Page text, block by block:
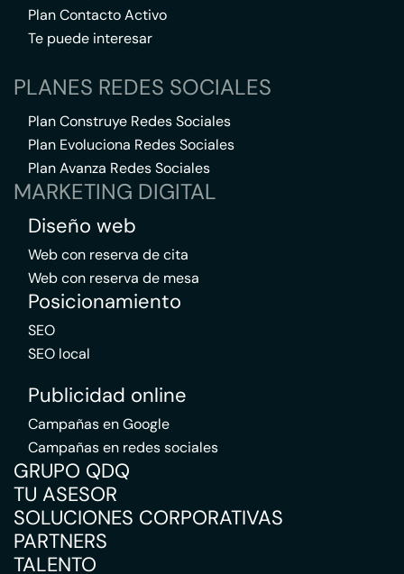
Plan Contacto Activo
Te puede interesar
PLANES REDES SOCIALES
Plan Construye Redes Sociales
Plan Evoluciona Redes Sociales
Plan Avanza Redes Sociales
MARKETING DIGITAL
Diseño web
Web con reserva de cita
Web con reserva de mesa
Posicionamiento
SEO
SEO local
Publicidad online
Campañas en Google
Campañas en redes sociales
GRUPO QDQ
TU ASESOR
SOLUCIONES CORPORATIVAS
PARTNERS
TALENTO